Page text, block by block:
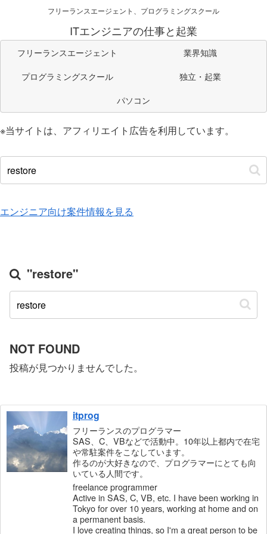
フリーランスエージェント、プログラミングスクール
ITエンジニアの仕事と起業
フリーランスエージェント
業界知識
プログラミングスクール
独立・起業
パソコン
※当サイトは、アフィリエイト広告を利用しています。
エンジニア向け案件情報を見る
"restore"
NOT FOUND
投稿が見つかりませんでした。
itprog
フリーランスのプログラマー
SAS、C、VBなどで活動中。10年以上都内で在宅
や常駐案件をこなしています。
作るのが大好きなので、プログラマーにとても向
いている人間です。
freelance programmer
Active in SAS, C, VB, etc. I have been working in
Tokyo for over 10 years, working at home and on
a permanent basis.
I love creating things, so I'm a great person to be